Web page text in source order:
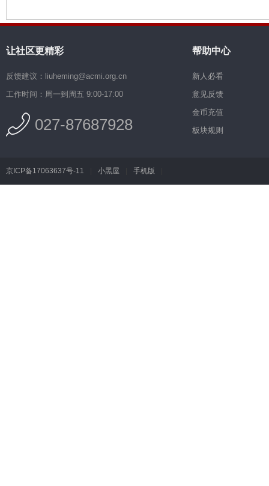
让社区更精彩
反馈建议：liuheming@acmi.org.cn
工作时间：周一到周五 9:00-17:00
027-87687928
帮助中心
新人必看
意见反馈
金币充值
板块规则
京ICP备17063637号-11 小黑屋 手机版